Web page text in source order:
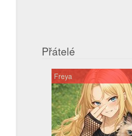
Přátelé
Freya